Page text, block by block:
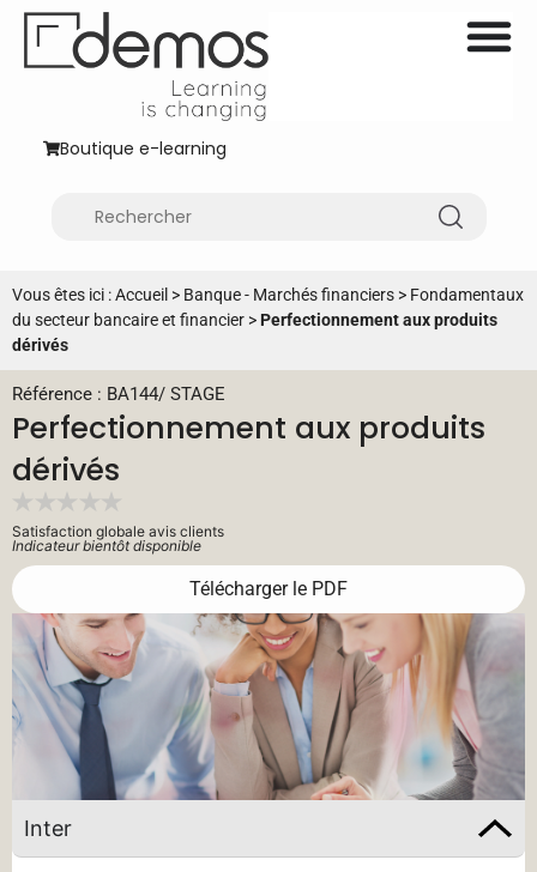
Boutique e-learning
Vous êtes ici :Accueil > Banque - Marchés financiers > Fondamentaux
du secteur bancaire et financier >Perfectionnement aux produits
dérivés
Référence : BA144/ STAGE
Perfectionnement aux produits
dérivés
Satisfaction globale avis clients
Indicateur bientôt disponible
Télécharger le PDF
Inter